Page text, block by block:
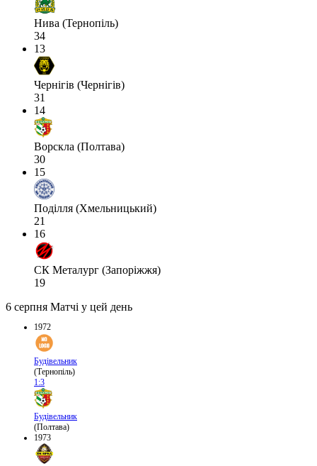
Нива (Тернопіль)
34
13
Чернігів (Чернігів)
31
14
Ворскла (Полтава)
30
15
Поділля (Хмельницький)
21
16
СК Металург (Запоріжжя)
19
6 серпня Матчі у цей день
1972
Будівельник
(Тернопіль)
1:3
Будівельник
(Полтава)
1973